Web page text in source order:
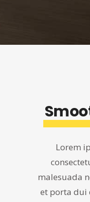
Lorem
malesuada
et porta dui